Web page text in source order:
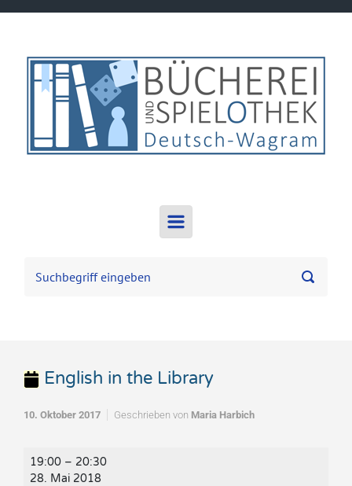
English in the Library
10. Oktober 2017 Geschrieben von Maria Harbich
English
in
19:00 – 20:30
28. Mai 2018